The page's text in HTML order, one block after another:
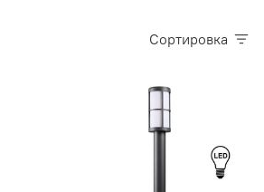
Сортировка